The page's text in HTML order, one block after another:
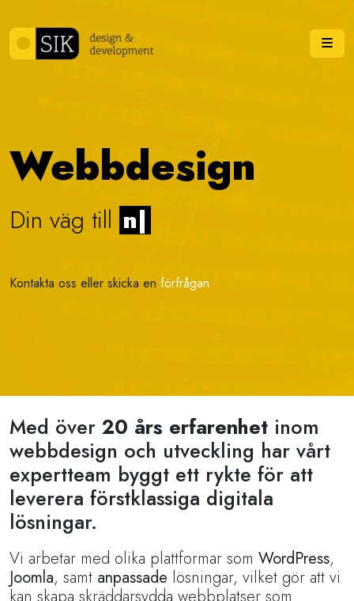
Webbdesign
Din väg till vis
Kontakta oss eller skicka en förfrågan
Med över 20 års erfarenhet inom
webbdesign och utveckling har vårt
expertteam byggt ett rykte för att
leverera förstklassiga digitala
lösningar.
Vi arbetar med olika plattformar som WordPress,
Joomla, samt anpassade lösningar, vilket gör att vi